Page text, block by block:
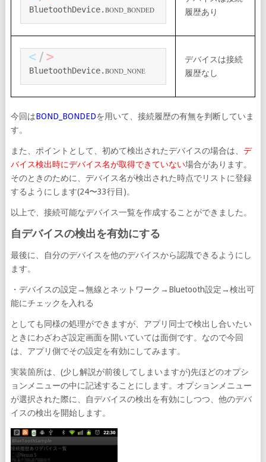
BluetoothDevice. BOND_BONDED
履歴あり
BluetoothDevice. BOND_NONE
デバイスは接続
履歴なし
今回はBOND_BONDEDを用いて、接続履歴の有無を判断していま
す。
また、ポイントとして、初めて検出されたデバイスの場合は、 デ
バイス検出時にデバイス名が取得できていない場合があります。
そのときのために、デバイス名が検出された時点でリストに登録
するようにします(24〜33行目)。
以上で、接続可能なデバイス一覧を作成することができました。
自デバイスの検出を有効にする
最後に、自分のデバイスを他のデバイスから認識できるようにし
ます。
・デバイスの設定→無線とネットワーク→Bluetooth設定→検出可
能にチェックを入れる
としても同様の処理ができますが、アプリ同士で検出し合いたい
ときにわざわざ設定画面を開いていては面倒です。なので今回
は、アプリ側でその設定を有効にしてみます。
実装箇所は、(少し解説が前後してしまいますが)先ほどのオプシ
ョンメニューの中に記述することにします。オプションメニュー
が選択された際に、自デバイスの検出を有効にしつつ、他のデバ
イスの検出を開始します。